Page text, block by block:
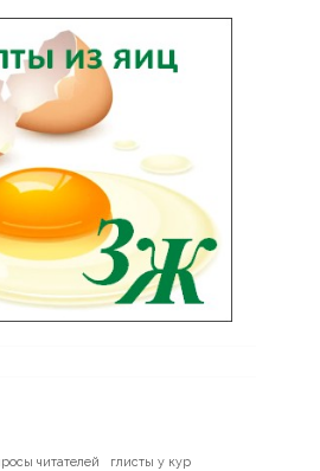
читателей глисты у кур